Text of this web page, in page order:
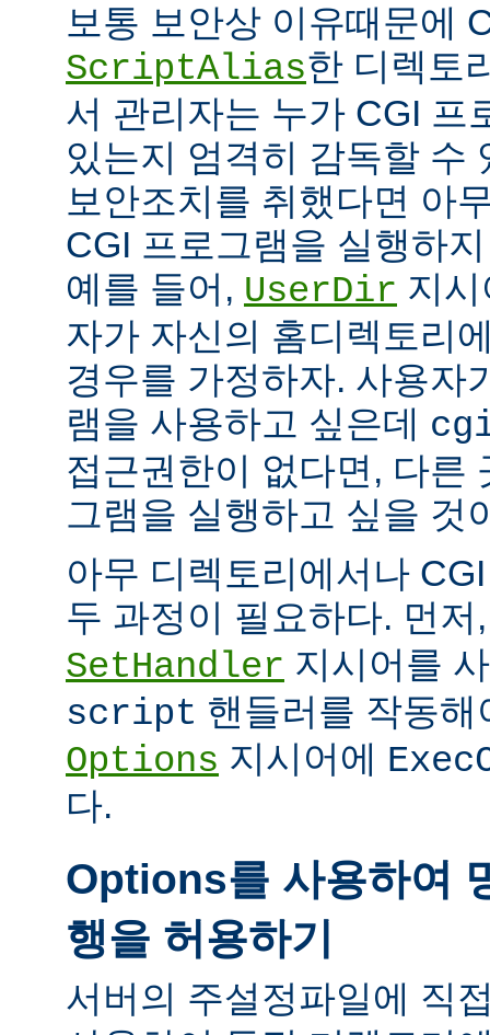
보통 보안상 이유때문에
ScriptAlias한 디렉토
서 관리자는 누가 CGI 프
있는지 엄격히 감독할 수
보안조치를 취했다면 아
CGI 프로그램을 실행하
예를 들어, UserDir 지
자가 자신의 홈디렉토리
경우를 가정하자. 사용자
램을 사용하고 싶은데
접근권한이 없다면, 다른
그램을 실행하고 싶을 것
아무 디렉토리에서나
두 과정이 필요하다. 먼
SetHandler 지시어를
script 핸들러를 작동
Options 지시어에
다.
Options를 사용하여
행을 허용하기
서버의 주설정파일에 직